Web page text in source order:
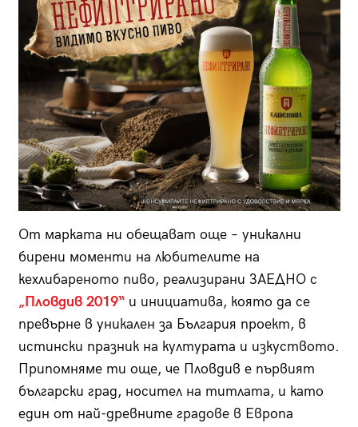
От марката ни обещават още – уникални
бирени моменти на любителите на
кехлибареното пиво, реализирани ЗАЕДНО с
„Пловдив 2019“ и инициатива, която да се
превърне в уникален за България проект, в
истински празник на културата и изкуството.
Припомняме ти още, че Пловдив е първият
български град, носител на титлата, и като
един от най-древните градове в Европа